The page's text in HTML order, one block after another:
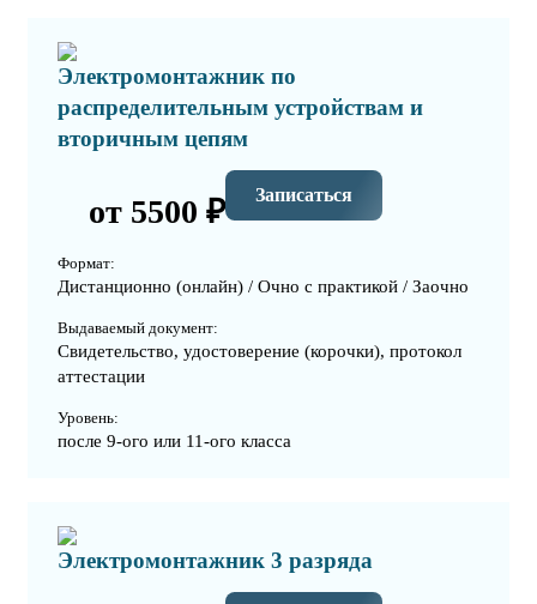
Электромонтажник по
распределительным устройствам и
вторичным цепям
от 5500 ₽ Записаться
Формат:
Дистанционно (онлайн) / Очно с практикой / Заочно
Выдаваемый документ:
Свидетельство, удостоверение (корочки), протокол
аттестации
Уровень:
после 9-ого или 11-ого класса
Электромонтажник 3 разряда